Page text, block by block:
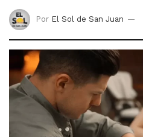
Por El Sol de San Juan